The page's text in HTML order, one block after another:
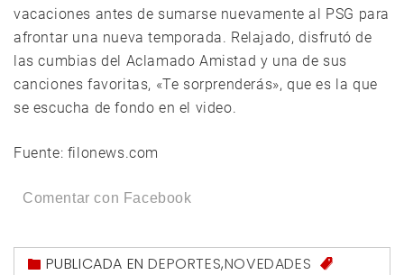
vacaciones antes de sumarse nuevamente al PSG para
afrontar una nueva temporada. Relajado, disfrutó de
las cumbias del Aclamado Amistad y una de sus
canciones favoritas, «Te sorprenderás», que es la que
se escucha de fondo en el video.
Fuente: filonews.com
Comentar con Facebook
PUBLICADA ENDEPORTES,NOVEDADES